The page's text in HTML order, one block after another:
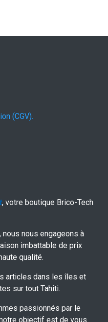
(CGV).
, votre boutique Brico-Tech
nous engageons à
imbattable de prix
qualité.
articles dans les îles et
sur tout Tahiti.
passionnés par le
objectif est de vous